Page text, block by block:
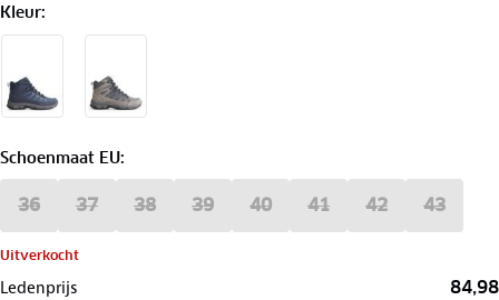
Kleur:
Schoenmaat EU:
36 37 38 39 40 41 42 43
Uitverkocht
Ledenprijs 84,98